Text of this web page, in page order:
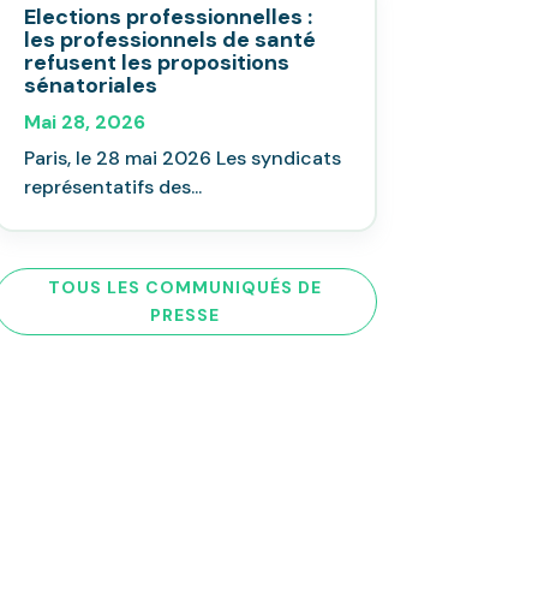
Elections professionnelles :
les professionnels de santé
refusent les propositions
sénatoriales
Mai 28, 2026
Paris, le 28 mai 2026 Les syndicats
représentatifs des...
TOUS LES COMMUNIQUÉS DE
PRESSE